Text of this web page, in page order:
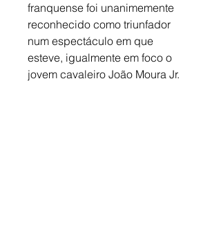
franquense foi unanimemente
reconhecido como triunfador
num espectáculo em que
esteve, igualmente em foco o
jovem cavaleiro João Moura Jr.